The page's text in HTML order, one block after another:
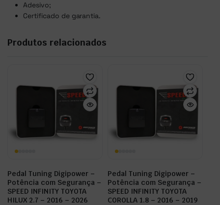
Adesivo;
Certificado de garantia.
Produtos relacionados
Pedal Tuning Digipower –
Potência com Segurança –
SPEED INFINITY TOYOTA
HILUX 2.7 – 2016 – 2026
Pedal Tuning Digipower –
Potência com Segurança –
SPEED INFINITY TOYOTA
COROLLA 1.8 – 2016 – 2019